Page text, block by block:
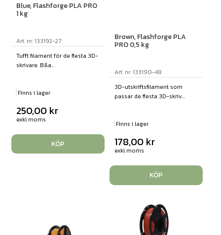
Blue, Flashforge PLA PRO
1 kg
Art. nr: 133192-27
Tufft filament för de flesta 3D-
skrivare. B&a...
Finns i lager
250,00 kr
exkl moms
KÖP
Brown, Flashforge PLA
PRO 0,5 kg
Art. nr: 133190-48
3D-utskriftsfilament som
passar de flesta 3D-skriv...
Finns i lager
178,00 kr
exkl moms
KÖP